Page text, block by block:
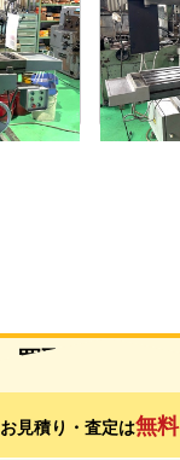
メーカー
形
年
買取について
お見積り・査定は無料